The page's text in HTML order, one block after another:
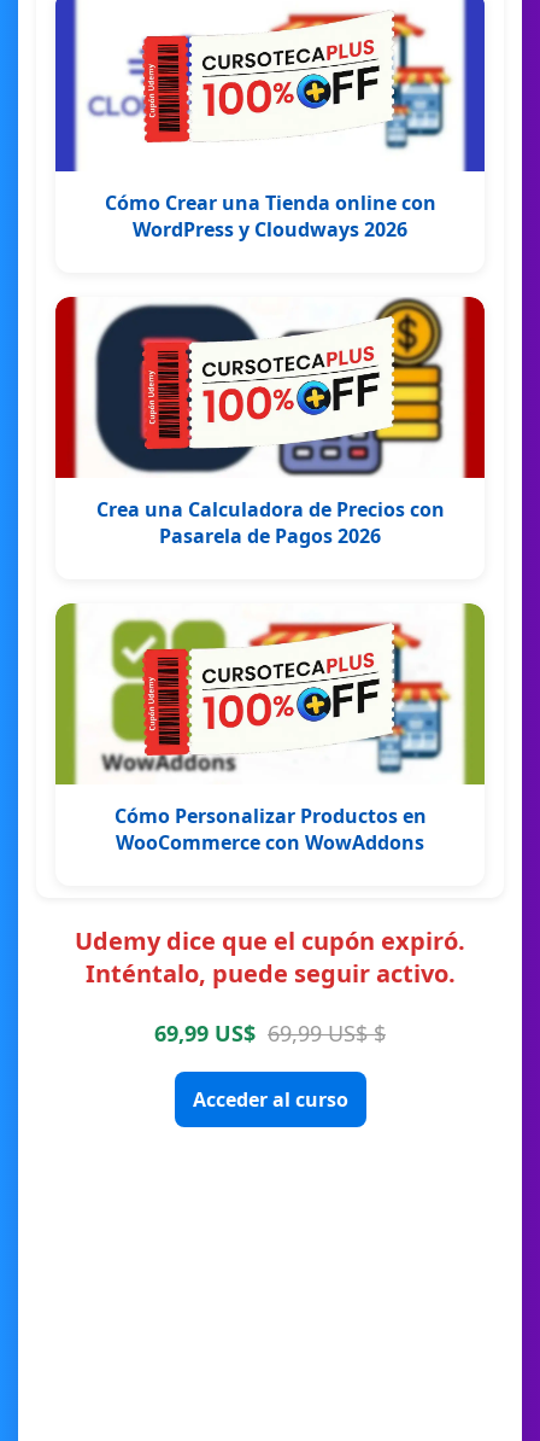
Cómo Crear una Tienda online con
WordPress y Cloudways 2026
Crea una Calculadora de Precios con
Pasarela de Pagos 2026
Cómo Personalizar Productos en
WooCommerce con WowAddons
Udemy dice que el cupón expiró.
Inténtalo, puede seguir activo.
69,99 US$ 69,99 US$ $
Acceder al curso